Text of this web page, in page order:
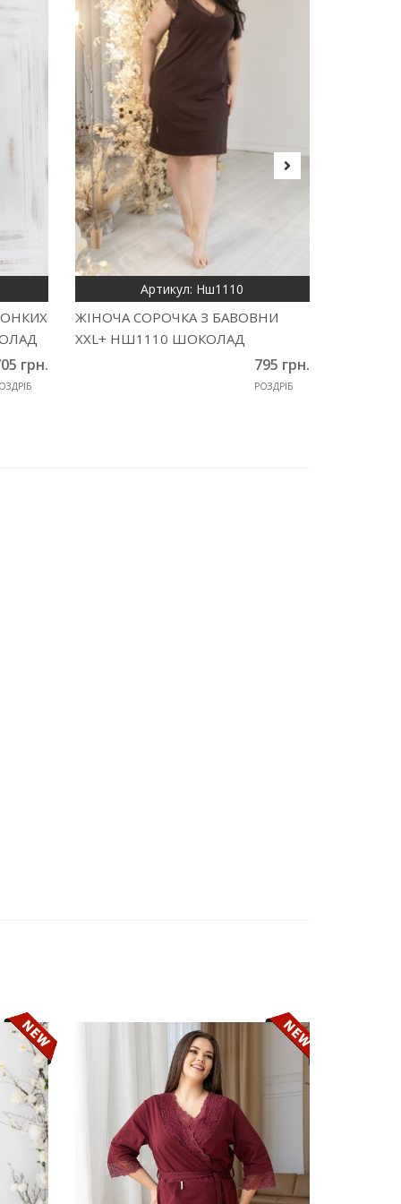
грн.
Артикул: Нш1110
ЖІНОЧА СОРОЧКА З БАВОВНИ
XXL+ НШ1110 ШОКОЛАД
795 грн.
РОЗДРІБ